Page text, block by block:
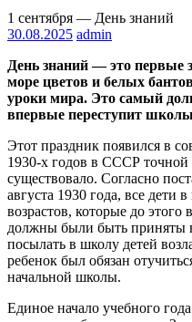
1 сентября — День знаний
30.08.2025 admin
День знаний — это первые
море цветов и белых
уроки мира. Это самый
впервые переступит
Этот праздник появился в
1930-х годов в СССР точной
существовало. Согласно
августа 1930 года, все дети
возрастов, которые до
должны были быть приняты
посылать в школу детей
ребенок был обязан
начальной школы.
Единое начало учебного